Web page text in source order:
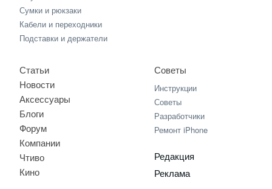
Сумки и рюкзаки
Кабели и переходники
Подставки и держатели
Статьи
Новости
Аксессуары
Блоги
Форум
Компании
Чтиво
Кино
Советы
Инструкции
Советы
Разработчики
Ремонт iPhone
Редакция
Реклама